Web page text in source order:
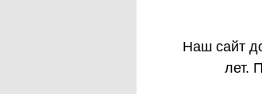
Наш сайт
лет.